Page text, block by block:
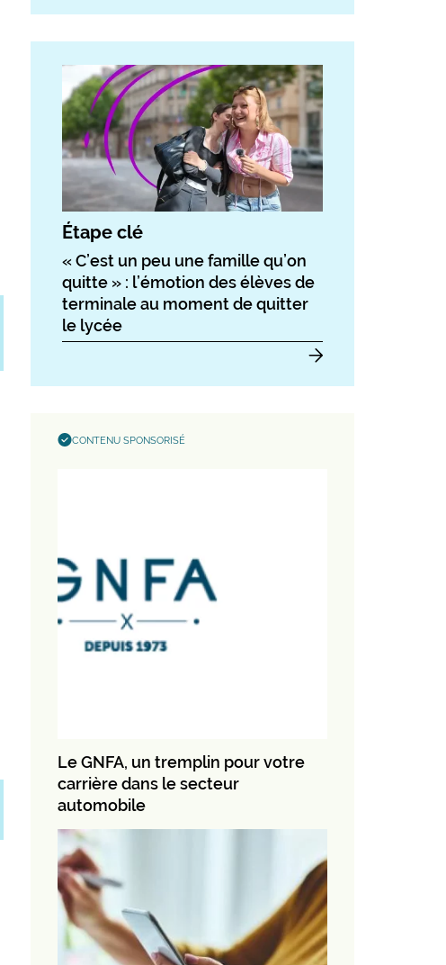
Étape clé
« C’est un peu une famille qu’on
quitte » : l’émotion des élèves de
terminale au moment de quitter
le lycée
CONTENU SPONSORISÉ
Le GNFA, un tremplin pour votre
carrière dans le secteur
automobile